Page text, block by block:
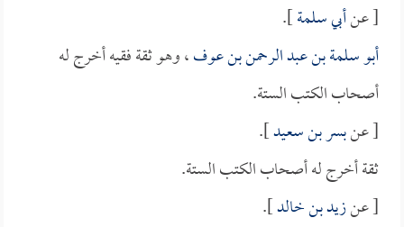
[ عنأبي سلمة].
أبو سلمة بن عبد الرحمن بن عوف، وهو ثقة فقيه أخرج له
أصحاب الكتب الستة.
[ عنبسر بن سعيد].
ثقة أخرج له أصحاب الكتب الستة.
[ عنزيد بن خالد].